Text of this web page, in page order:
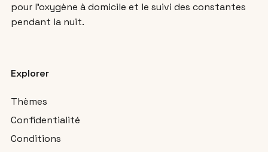
pour l’oxygène à domicile et le suivi des constantes
pendant la nuit.
Explorer
Thèmes
Confidentialité
Conditions